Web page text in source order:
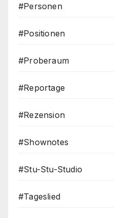
#Personen
#Positionen
#Proberaum
#Reportage
#Rezension
#Shownotes
#Stu-Stu-Studio
#Tageslied